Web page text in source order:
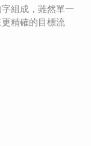
組成，雖然單一
精確的目標流